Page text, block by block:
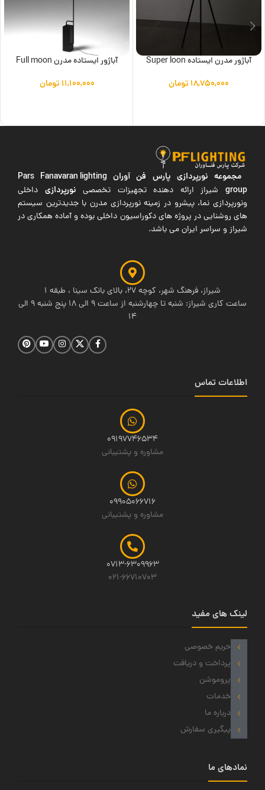
آباژور مدرن ایستاده Super loon
۱۸,۷۵۰,۰۰۰ تومان
آباژور ایستاده مدرن Full moon
۱۱,۱۰۰,۰۰۰ تومان
مجموعه نورپردازی پارس فن آوران Pars Fanavaran lighting
groupشیراز ارائه دهنده تجهیزات تخصصی نورپردازی داخلی
ونورپردازی نما، پیشرو در زمینه نورپردازی مدرن با جدیدترین سیستم
های روشنایی در پروژه های دکوراسیون داخلی بوده و آماده همکاری در
شیراز و سراسر ایران می باشد.
شیراز، فرهنگ شهر، کوچه 27، بالای بانک سینا ، طبقه 1
ساعت کاری شیراز: شنبه تا چهارشنبه از ساعت 9 الی 18 پنج شنبه 9 الی
14
اطلاعات تماس
09197746534
مشاوره و پشتیبانی
09905066716
مشاوره و پشتیبانی
0713-6309963
021-66710703
لینک های مفید
حریم خصوصی
پرداخت و دریافت
پروموشن
خدمات
درباره ما
پیگیری سفارش
نمادهای ما